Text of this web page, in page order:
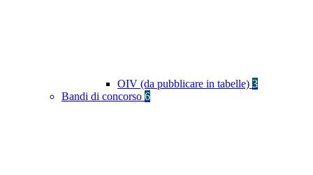
OIV (da pubblicare in tabelle) 3
Bandi di concorso 6